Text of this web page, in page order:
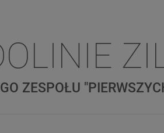
ZESPOŁU